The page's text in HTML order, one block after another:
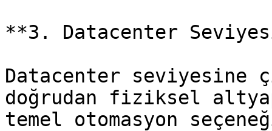
**3. Datacenter
Datacenter seviyesine
doğrudan fiziksel
temel otomasyon